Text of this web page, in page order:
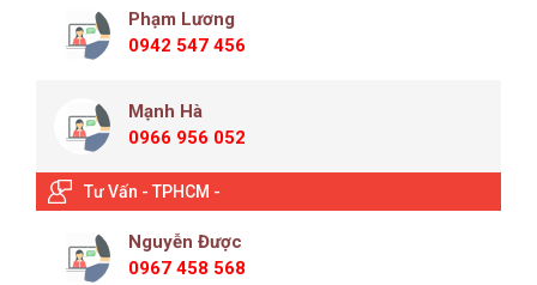
Phạm Lương
0942 547 456
Mạnh Hà
0966 956 052
Tư Vấn - TPHCM -
Nguyễn Được
0967 458 568